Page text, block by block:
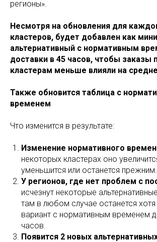
регионы».
Несмотря на обновления для
кластеров, будет добавлен как
альтернативный с нормативным
доставки в 45 часов, чтобы заказы
кластерам меньше влияли на
Также обновится таблица с
временем
Что изменится в результате:
Изменение нормативного
некоторых кластерах оно
уменьшится или останется прежним.
У регионов, где нет проблем с
исчезнут некоторые
там в любом случае останется
вариант с нормативным временем
часов.
Появится 2 новых